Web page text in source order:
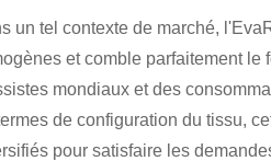
un tel contexte de marché,
et comble parfaitement
mondiaux et des
de configuration du tissu,
pour satisfaire les